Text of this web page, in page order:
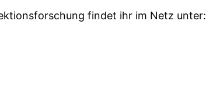
findet ihr im Netz unter: